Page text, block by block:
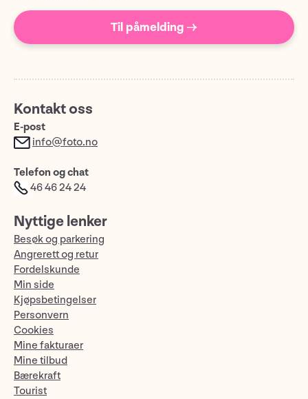
Til påmelding →
Kontakt oss
E-post
info@foto.no
Telefon og chat
46 46 24 24
Nyttige lenker
Besøk og parkering
Angrerett og retur
Fordelskunde
Min side
Kjøpsbetingelser
Personvern
Cookies
Mine fakturaer
Mine tilbud
Bærekraft
Tourist